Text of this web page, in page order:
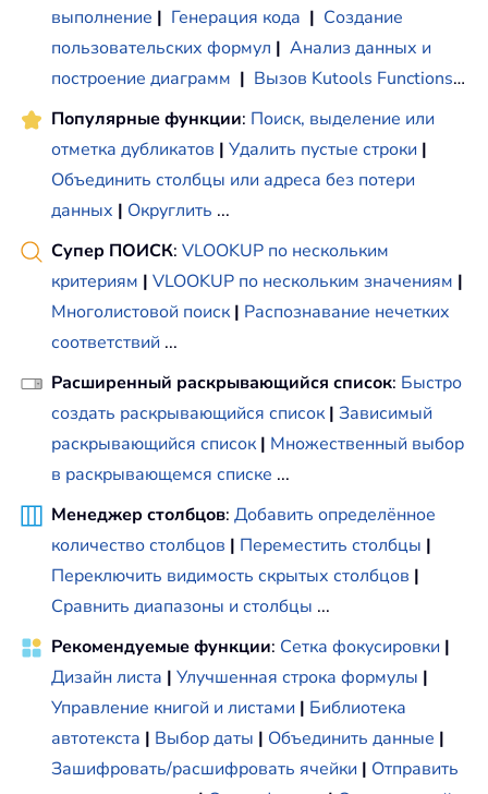
выполнение | Генерация кода | Создание
пользовательских формул | Анализ данных и
построение диаграмм | Вызов Kutools Functions…
Популярные функции: Поиск, выделение или
отметка дубликатов | Удалить пустые строки |
Объединить столбцы или адреса без потери
данных | Округлить ...
Супер ПОИСК: VLOOKUP по нескольким
критериям | VLOOKUP по нескольким значениям |
Многолистовой поиск | Распознавание нечетких
соответствий ...
Расширенный раскрывающийся список: Быстро
создать раскрывающийся список | Зависимый
раскрывающийся список | Множественный выбор
в раскрывающемся списке ...
Менеджер столбцов: Добавить определённое
количество столбцов | Переместить столбцы |
Переключить видимость скрытых столбцов |
Сравнить диапазоны и столбцы ...
Рекомендуемые функции: Сетка фокусировки |
Дизайн листа | Улучшенная строка формулы |
Управление книгой и листами | Библиотека
автотекста | Выбор даты | Объединить данные |
Зашифровать/расшифровать ячейки | Отправить